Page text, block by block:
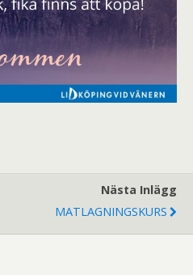
Nästa Inlägg
MATLAGNINGSKURS